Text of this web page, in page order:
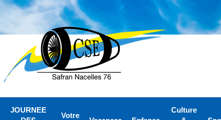
JOURNEE
Votre
Culture